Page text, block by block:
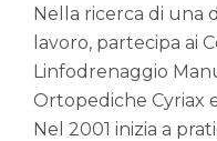
Nella ricerca di una
lavoro, partecipa ai
Linfodrenaggio
Ortopediche Cyriax
Nel 2001 inizia a